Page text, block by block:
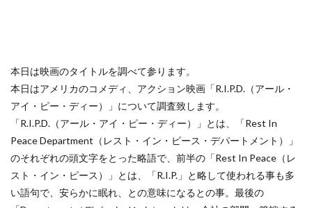
本日は映画のタイトルを調べて参ります。
本日はアメリカのコメディ、アクション映画「R.I.P.D.（アール・
アイ・ピー・ディー）」について調査致します。
「R.I.P.D.（アール・アイ・ピー・ディー）」とは、「Rest In
Peace Department（レスト・イン・ピース・デパートメント）」
のそれぞれの頭文字をとった略語で、前半の「Rest In Peace（レ
スト・イン・ピース）」とは、「R.I.P.」と略して使われる事も多
い語句で、安らかに眠れ、との意味になるとの事。最後の